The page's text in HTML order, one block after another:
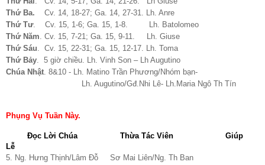
Thứ Ba. Cv. 14, 18-27; Ga. 14, 27-31. Lh. Anre
Thứ Tư. Cv. 15, 1-6; Ga. 15, 1-8. Lh. Batolomeo
Thứ Năm . Cv. 15, 7-21; Ga. 15, 9-11. Lh. Giuse
Thứ Sáu . Cv. 15, 22-31; Ga. 15, 12-17. Lh. Toma
Thứ Bảy . 5 giờ chiều. Lh. Vinh Son – Lh Augutino
Chúa Nhật . 8&10 - Lh. Matino Trần Phương/Nhóm bạn-
Lh. Augutino/Gđ.Nhi Lê- Lh.Maria Ngô Th Tín
Phụng Vụ Tuần Này.
Đọc Lời Chúa Thừa Tác Viên
Giúp
Lễ
5. Ng. Hưng Thịnh/Lâm Đỗ Sơ Mai Liên/Ng. Th Ban